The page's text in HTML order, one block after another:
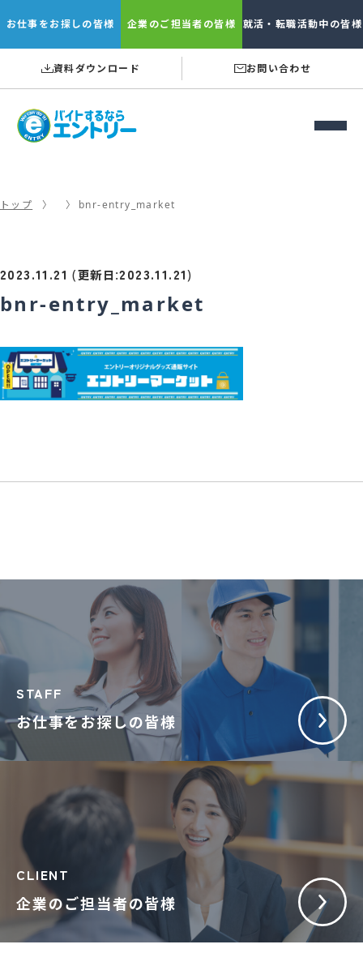
お仕事をお探しの皆様 企業のご担当者の皆様 就活・転職活動中の皆様
資料ダウンロード お問い合わせ
トップ bnr-entry_market
2023.11.21 (更新日 :2023.11.21)
bnr-entry_market
お仕事をお探しの皆様
STAFF
企業のご担当者の皆様
CLIENT